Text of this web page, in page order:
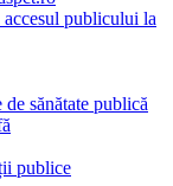
publicului la
sănătate publică
publice